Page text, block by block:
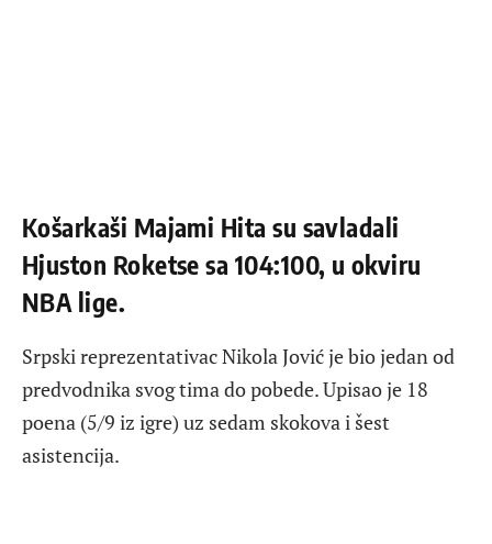
Košarkaši Majami Hita su savladali
Hjuston Roketse sa 104:100, u okviru
NBA lige.
Srpski reprezentativac Nikola Jović je bio jedan od
predvodnika svog tima do pobede. Upisao je 18
poena (5/9 iz igre) uz sedam skokova i šest
asistencija.